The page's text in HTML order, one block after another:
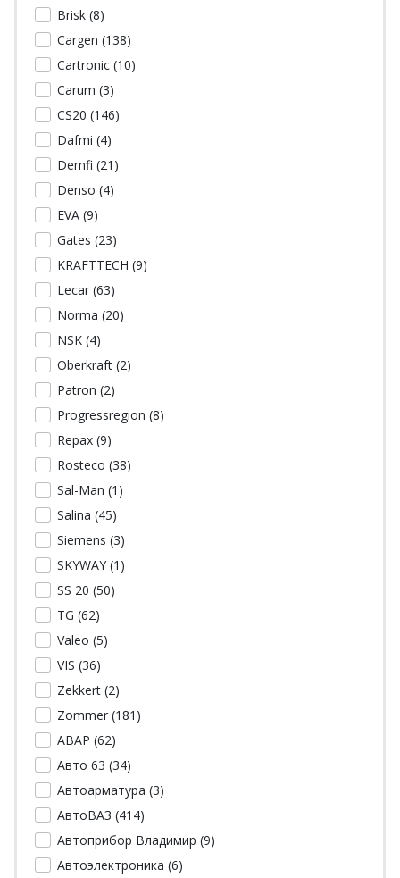
Brisk (8)
Cargen (138)
Cartronic (10)
Carum (3)
CS20 (146)
Dafmi (4)
Demfi (21 )
Denso (4)
EVA (9)
Gates (23)
KRAFTTECH (9)
Lecar (63)
Norma (20)
NSK (4)
Oberkraft (2)
Patron (2)
Progressregion (8)
Repax (9)
Rosteco (38)
Sal-Man (1 )
Salina (45)
Siemens (3)
SKYWAY (1 )
SS 20 (50)
TG (62)
Valeo (5)
VIS (36)
Zekkert (2)
Zommer (181 )
АВАР (62)
Авто 63 (34)
Автоарматура (3)
АвтоВАЗ (414)
Автоприбор Владимир (9)
Автоэлектроника (6)